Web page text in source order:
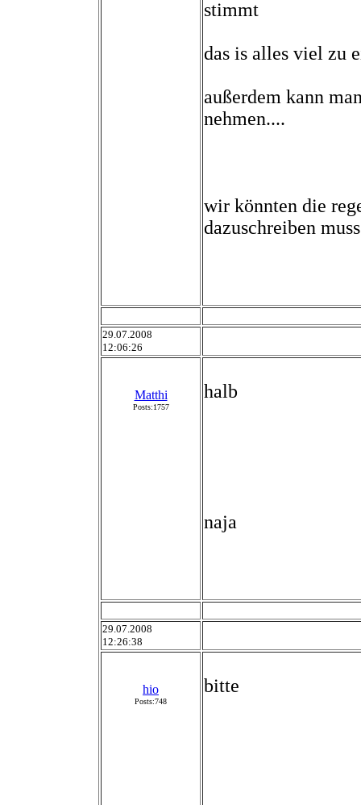
stimmt
das is alles viel zu
außerdem kann
nehmen....
wir könnten die
dazuschreiben
29.07.2008
12:06:26
Matthi
Posts:1757
halb
naja
29.07.2008
12:26:38
hio
Posts:748
bitte